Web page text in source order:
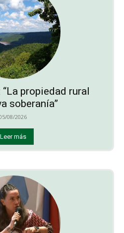
propiedad rural
soberanía”
08/2026
Leer más